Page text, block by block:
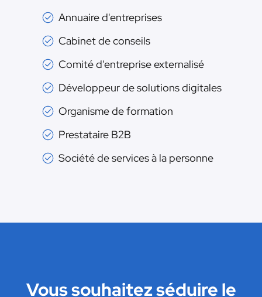
Annuaire d'entreprises
Cabinet de conseils
Comité d'entreprise externalisé
Développeur de solutions digitales
Organisme de formation
Prestataire B2B
Société de services à la personne
Vous souhaitez séduire le